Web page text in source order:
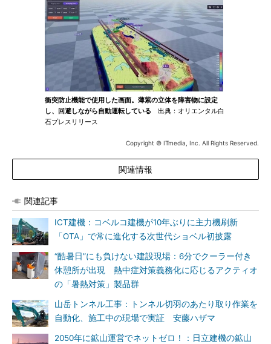
衝突防止機能で使用した画面。薄紫の立体を障害物に設定
し、回避しながら自動運転している 出典：オリエンタル白
石プレスリリース
Copyright © ITmedia, Inc. All Rights Reserved.
関連情報
関連記事
ICT建機：コベルコ建機が10年ぶりに主力機刷新
「OTA」で常に進化する次世代ショベル初披露
“酷暑日”にも負けない建設現場：6分でクーラー付き
休憩所が出現 熱中症対策義務化に応じるアクティオ
の「暑熱対策」製品群
山岳トンネル工事：トンネル切羽のあたり取り作業を
自動化、施工中の現場で実証 安藤ハザマ
2050年に鉱山運営でネットゼロ！：日立建機の鉱山